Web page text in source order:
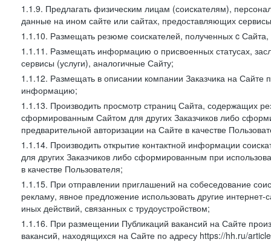
1.1.9. Предлагать физическим лицам (соискателям),
данные на ином сайте или сайтах, предоставляющих
1.1.10. Размещать резюме соискателей, полученных c
1.1.11. Размещать информацию о присвоенных статусах,
сервисы (услуги), аналогичные Сайту;
1.1.12. Размещать в описании компании Заказчика на Сайте
информацию;
1.1.13. Производить просмотр страниц Сайта, содержащих
сформированным Сайтом для других Заказчиков либо
предварительной авторизации на Сайте в качестве
1.1.14. Производить открытие контактной информации
для других Заказчиков либо сформированным при
в качестве Пользователя;
1.1.15. При отправлении приглашений на собеседование
рекламу, явное предложение использовать другие
иных действий, связанных с трудоустройством;
1.1.16. При размещении Публикаций вакансий на Сайте
вакансий, находящихся на Сайте по адресу https://hh.ru/